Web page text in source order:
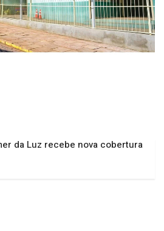
da Luz recebe nova cobertura